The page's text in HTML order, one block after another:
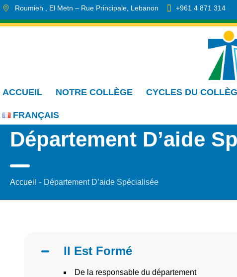
Roumieh , El Metn – Rue Principale Lebanon
+961 4 871 314
info.cmdr@sa.edu.lb
ACCUEIL NOTRE COLLÈGE CYCLES DU
FRANÇAIS
Département D’aide
Accueil - Département D’aide Spécialisée
Il Est Formé
De la responsable du département